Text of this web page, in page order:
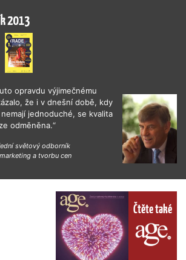
opravdu výjimečnému
že i v dnešní době, kdy
jednoduché, se kvalita
odměněna.“
světový odborník
a tvorbu cen
Čtěte také